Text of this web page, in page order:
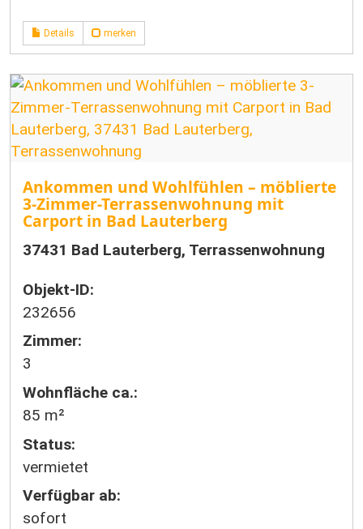
Details merken
Ankommen und Wohlfühlen – möblierte
3-Zimmer-Terrassenwohnung mit
Carport in Bad Lauterberg
37431 Bad Lauterberg, Terrassenwohnung
Objekt-ID:
232656
Zimmer:
3
Wohnfläche ca.:
85 m²
Status:
vermietet
Verfügbar ab:
sofort